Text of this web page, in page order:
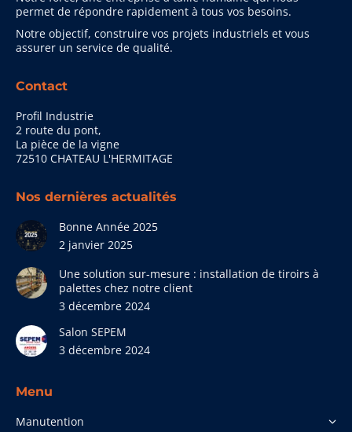
permet de répondre rapidement à tous vos besoins.
Notre objectif, construire vos projets industriels et vous
assurer un service de qualité.
Contact
Profil Industrie
2 route du pont,
La pièce de la vigne
72510 CHATEAU L'HERMITAGE
Nos dernières actualités
Bonne Année 2025
2 janvier 2025
Une solution sur-mesure : installation de tiroirs à
palettes chez notre client
3 décembre 2024
Salon SEPEM
3 décembre 2024
Menu
Manutention